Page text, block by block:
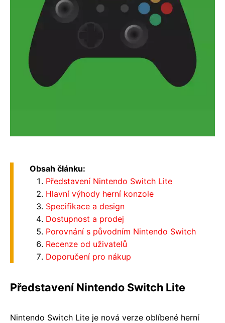
Obsah článku:
Představení Nintendo Switch Lite
Hlavní výhody herní konzole
Specifikace a design
Dostupnost a prodej
Porovnání s původním Nintendo Switch
Recenze od uživatelů
Doporučení pro nákup
Představení Nintendo Switch Lite
Nintendo Switch Lite je nová verze oblíbené herní